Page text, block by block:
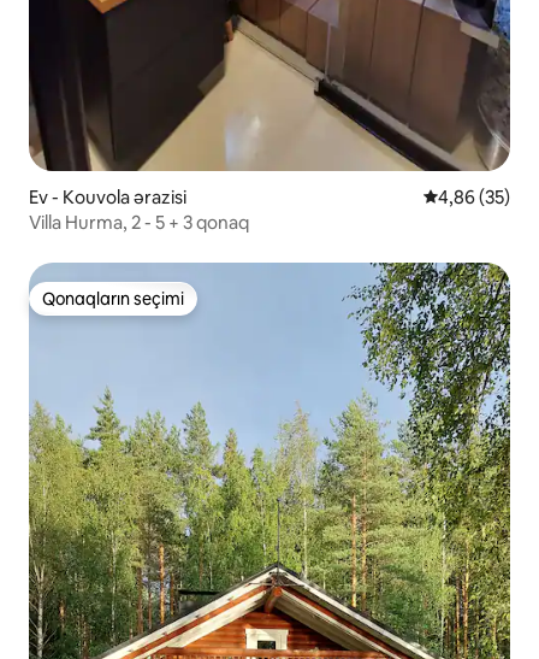
Ev - Kouvola ərazisi Ortalama
4,86 (35)
Villa Hurma, 2 - 5 + 3 qonaq
Qonaqların seçimi
Qonaqların seçimi